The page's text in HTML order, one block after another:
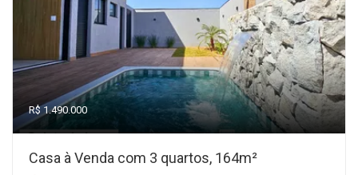
R$ 1.490.000
Casa à Venda com 3 quartos, 164m²